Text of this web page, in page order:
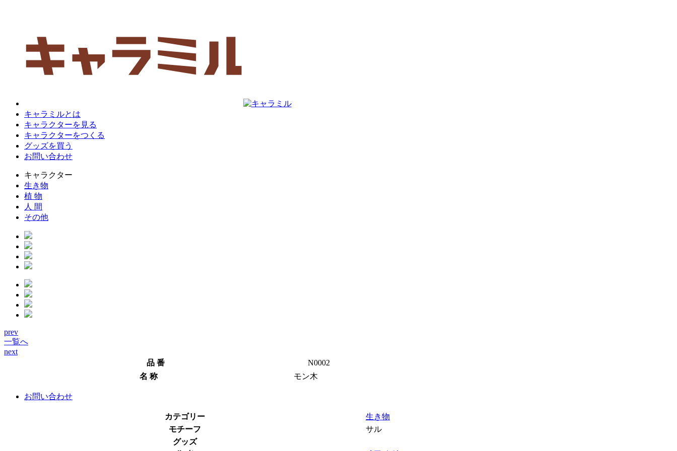
キャラミルとは
キャラクターを見る
キャラクターをつくる
グッズを買う
お問い合わせ
キャラクター
生き物
植 物
人 間
その他
prev
一覧へ
next
品 番
N0002
名 称
モン木
お問い合わせ
カテゴリー
生き物
モチーフ
サル
グッズ